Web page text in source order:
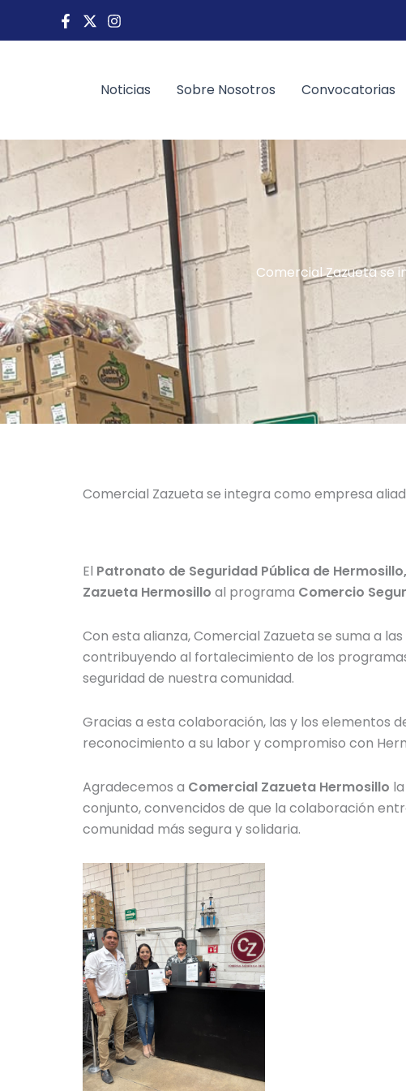
Noticias Sobre Nosotros Convocatorias
Comercial Zazueta se
Comercial Zazueta se integra como empresa
El Patronato de Seguridad Pública de
Zazueta Hermosillo al programa Comercio
Con esta alianza, Comercial Zazueta se suma a
contribuyendo al fortalecimiento de los
seguridad de nuestra comunidad.
Gracias a esta colaboración, las y los elementos
reconocimiento a su labor y compromiso con
Agradecemos a Comercial Zazueta Hermosillo
conjunto, convencidos de que la colaboración
comunidad más segura y solidaria.